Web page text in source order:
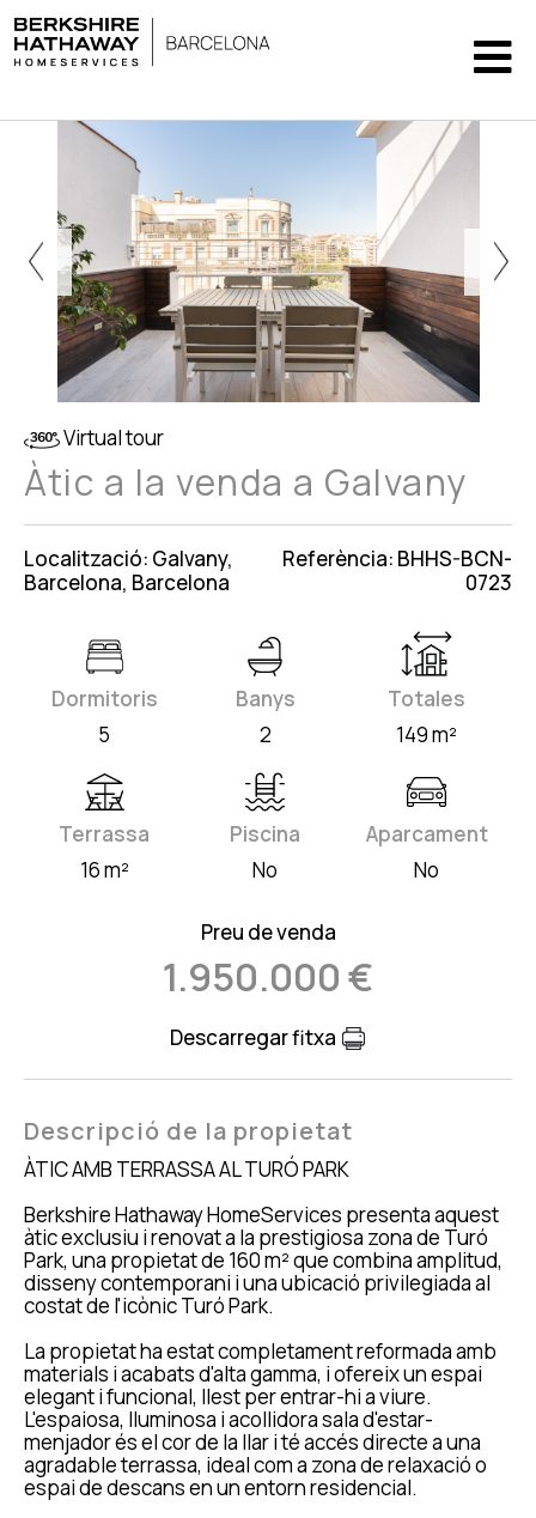
Virtual tour
Àtic a la venda a Galvany
Localització: Galvany,
Barcelona, Barcelona
Referència: BHHS-BCN-
0723
Dormitoris
5
Banys
2
Totales
149 m²
Terrassa
16 m²
Piscina
No
Aparcament
No
Preu de venda
1.950.000 €
Descarregar fitxa
Descripció de la propietat
ÀTIC AMB TERRASSA AL TURÓ PARK
Berkshire Hathaway HomeServices presenta aquest
àtic exclusiu i renovat a la prestigiosa zona de Turó
Park, una propietat de 160 m² que combina amplitud,
disseny contemporani i una ubicació privilegiada al
costat de l'icònic Turó Park.
La propietat ha estat completament reformada amb
materials i acabats d'alta gamma, i ofereix un espai
elegant i funcional, llest per entrar-hi a viure.
L'espaiosa, lluminosa i acollidora sala d'estar-
menjador és el cor de la llar i té accés directe a una
agradable terrassa, ideal com a zona de relaxació o
espai de descans en un entorn residencial.